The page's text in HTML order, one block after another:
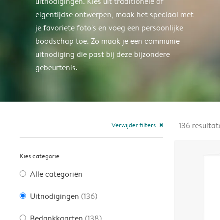
eigentijdse ontwerpen, maak het speciaal met
je favoriete foto's en voeg een persoonlijke
boodschap toe. Zo maak je een communie
uitnodiging die past bij deze bijzondere
gebeurtenis.
Verwijder filters close
Kies categorie
Alle categoriën
Uitnodigingen (136)
136